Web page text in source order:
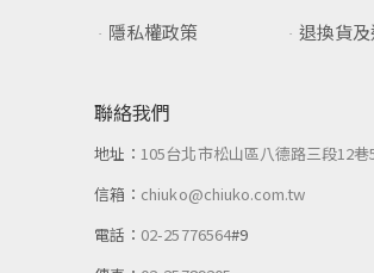
隱私權政策
退換貨
聯絡我們
地址： 105台北市松山區八德路三段12
信箱： chiuko@chiuko.com.tw
電話： 02-25776564#9